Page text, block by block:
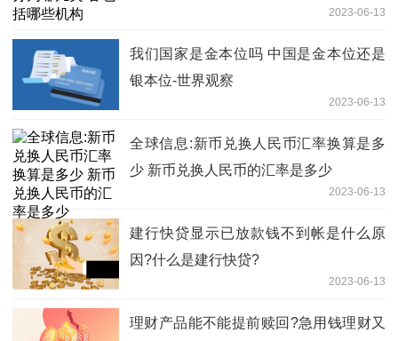
2023-06-13
我们国家是金本位吗 中国是金本位还是
银本位-世界观察
2023-06-13
全球信息:新币兑换人民币汇率换算是多
少 新币兑换人民币的汇率是多少
2023-06-13
建行快贷显示已放款钱不到帐是什么原
因?什么是建行快贷?
2023-06-13
理财产品能不能提前赎回?急用钱理财又